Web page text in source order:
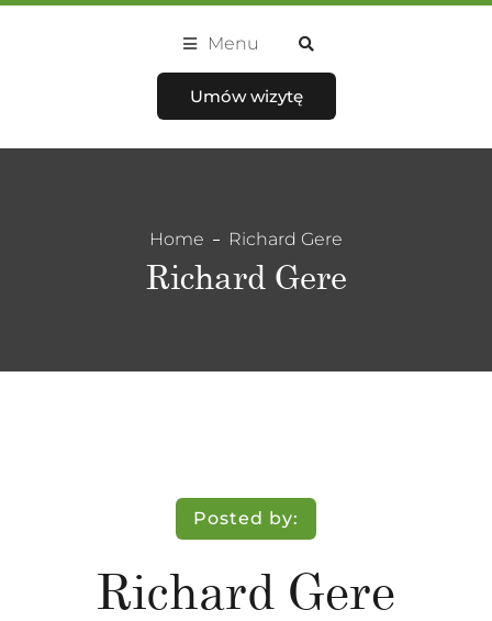
Menu
Umów wizytę
Richard Gere
Home Richard Gere
Posted by:
Richard Gere